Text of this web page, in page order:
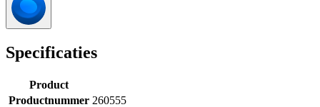
Specificaties
Product
Productnummer 260555